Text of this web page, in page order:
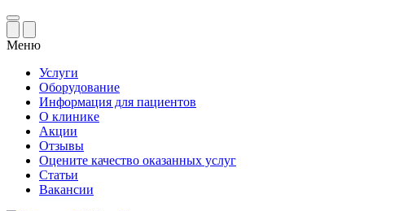
Меню
Услуги
Оборудование
Информация для пациентов
О клинике
Акции
Отзывы
Оцените качество оказанных услуг
Статьи
Вакансии